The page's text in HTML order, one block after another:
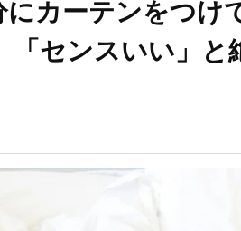
にカーテンをつけ
センスいい」と